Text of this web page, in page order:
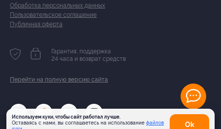
Используем куки, чтобы сайт работал лучше.
Оставаясь с нами, вы соглашаетесь на использование файлов
Оk
Обработка персональных данных
Пользовательское соглашение
Публичная оферта
Гарантия, поддержка
24 часа и возврат средств
Перейти на полную версию сайта